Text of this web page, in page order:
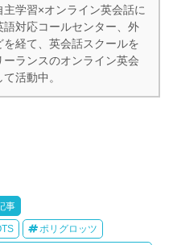
学習×オンライン英会話に
語対応コールセンター、外
を経て、英会話スクールを
ランスのオンライン英会
活動中。
事
ポリグロッツ